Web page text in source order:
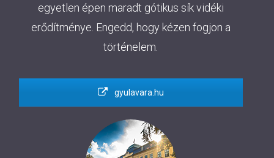
egyetlen épen maradt gótikus sík vidéki
erődítménye. Engedd, hogy kézen fogjon a
történelem.
gyulavara.hu